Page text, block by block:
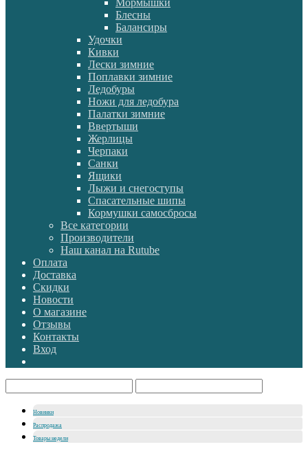
Мормышки
Блесны
Балансиры
Удочки
Кивки
Лески зимние
Поплавки зимние
Ледобуры
Ножи для ледобура
Палатки зимние
Ввертыши
Жерлицы
Черпаки
Санки
Ящики
Лыжи и снегоступы
Спасательные шипы
Кормушки самосбросы
Все категории
Производители
Наш канал на Rutube
Оплата
Доставка
Скидки
Новости
О магазине
Отзывы
Контакты
Вход
Новинки
Распродажа
Товары недели